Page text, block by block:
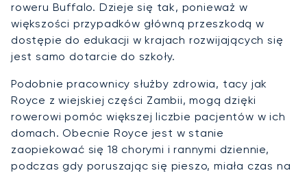
roweru Buffalo. Dzieje się tak, ponieważ w
większości przypadków główną przeszkodą w
dostępie do edukacji w krajach rozwijających się
jest samo dotarcie do szkoły.
Podobnie pracownicy służby zdrowia, tacy jak
Royce z wiejskiej części Zambii, mogą dzięki
rowerowi pomóc większej liczbie pacjentów w ich
domach. Obecnie Royce jest w stanie
zaopiekować się 18 chorymi i rannymi dziennie,
podczas gdy poruszając się pieszo, miała czas na